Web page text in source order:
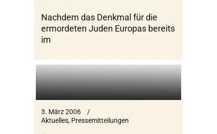
Nachdem das Denkmal für die
ermordeten Juden Europas bereits
im
3. März 2006
Aktuelles, Pressemitteilungen